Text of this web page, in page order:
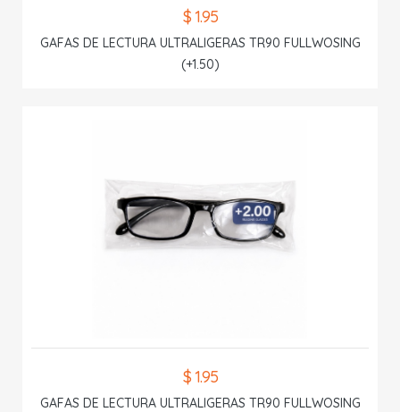
$ 1.95
GAFAS DE LECTURA ULTRALIGERAS TR90 FULLWOSING
(+1.50)
$ 1.95
GAFAS DE LECTURA ULTRALIGERAS TR90 FULLWOSING